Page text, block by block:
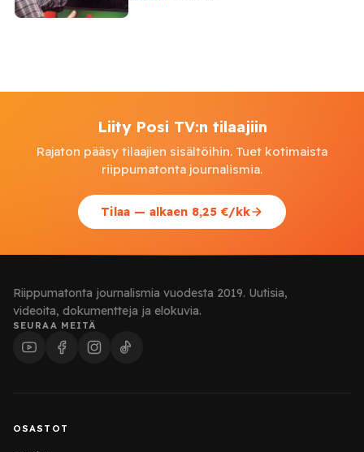
Liity Posi TV:n tilaajiin
Rajaton pääsy tilaajien sisältöihin. Tuet kotimaista
riippumatonta journalismia.
Tilaa — alkaen 8,25 €/kk
Riippumatonta journalismia vuodesta 2019. Uutisia,
videoita, dokumentteja ja elokuvia.
SEURAA MEITÄ
OSASTOT